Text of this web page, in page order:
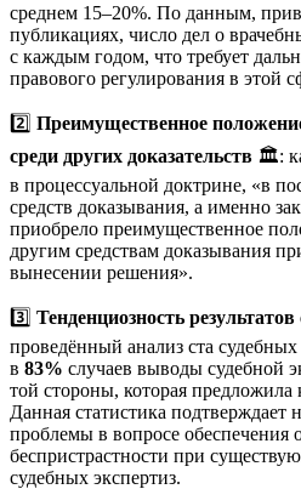
среднем 15–20%. По данным,
публикациях, число дел о
с каждым годом, что требует
правового регулирования в этой
2️⃣ Преимущественное
среди других доказательств 🏛️:
в процессуальной доктрине, «в
средств доказывания, а именно
приобрело преимущественное
другим средствам доказывания
вынесении решения».
3️⃣ Тенденциозность
проведённый анализ ста судебных
в 83% случаев выводы судебной
той стороны, которая предложила
Данная статистика подтверждает
проблемы в вопросе обеспечения
беспристрастности при
судебных экспертиз.